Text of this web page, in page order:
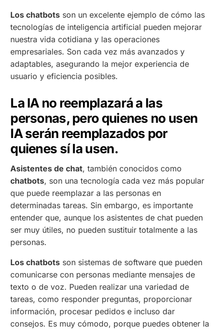
Los chatbots son un excelente ejemplo de cómo las
tecnologías de inteligencia artificial pueden mejorar
nuestra vida cotidiana y las operaciones
empresariales. Son cada vez más avanzados y
adaptables, asegurando la mejor experiencia de
usuario y eficiencia posibles.
La IA no reemplazará a las
personas, pero quienes no usen
IA serán reemplazados por
quienes sí la usen.
Asistentes de chat, también conocidos como
chatbots, son una tecnología cada vez más popular
que puede reemplazar a las personas en
determinadas tareas. Sin embargo, es importante
entender que, aunque los asistentes de chat pueden
ser muy útiles, no pueden sustituir totalmente a las
personas.
Los chatbots son sistemas de software que pueden
comunicarse con personas mediante mensajes de
texto o de voz. Pueden realizar una variedad de
tareas, como responder preguntas, proporcionar
información, procesar pedidos e incluso dar
consejos. Es muy cómodo, porque puedes obtener la